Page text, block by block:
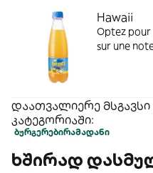
Hawaii
Optez pour
sur une
დაათვალიერე მსგავსი
კატეგორიაში:
ბურგერებირამადანი
ხშირად